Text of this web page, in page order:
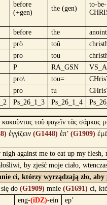
before
(+gen)
the (gen)
to-be-
before the
anoint
prò toû
pro tou
P RA_GSN
pro\ tou=
pro tu
Ps_26_1_3 Ps_26_1_4
κακοῦντας τοῦ φαγεῖν τὰς σάρκας
ἐγγίζειν (G1448) ἐπ’ (G1909)
against me to eat up my
by zjeść moje ciało,
ci, którzy wyrządzają zło,
do (G1909) mnie (G1691) ci,
eng-(iDZ)-ein
ep’